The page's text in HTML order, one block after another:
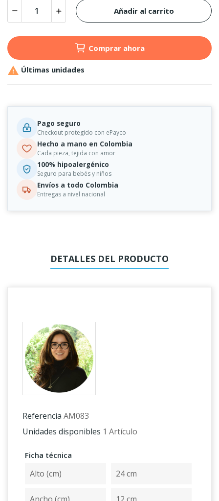
Añadir al carrito
Comprar ahora
 Últimas unidades
Pago seguro
Checkout protegido con ePayco
Hecho a mano en Colombia
Cada pieza, tejida con amor
100% hipoalergénico
Seguro para bebés y niños
Envíos a todo Colombia
Entregas a nivel nacional
DETALLES DEL PRODUCTO
Referencia AM083
Unidades disponibles 1 Artículo
Ficha técnica
Alto (cm) 24 cm